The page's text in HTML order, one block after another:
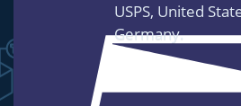
USPS, United
Germany.